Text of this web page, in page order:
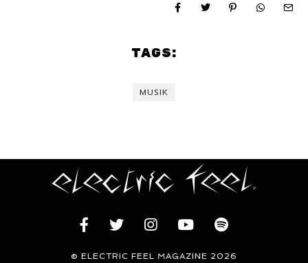
TAGS:
MUSIK
© ELECTRIC FEEL MAGAZINE 2026